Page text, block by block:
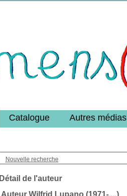
Nouvelle recherche
Détail de l'auteur
Auteur Wilfrid Lupano (1971-....)
Catalogue Autres médias